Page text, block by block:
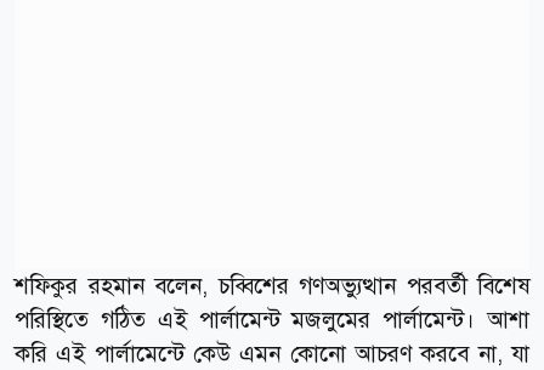
শফিকুর রহমান বলেন, চব্বিশের গণঅভ্যুত্থান পরবর্তী বিশেষ
পরিস্থিতে গঠিত এই পার্লামেন্ট মজলুমের পার্লামেন্ট। আশা
করি এই পার্লামেন্টে কেউ এমন কোনো আচরণ করবে না, যা